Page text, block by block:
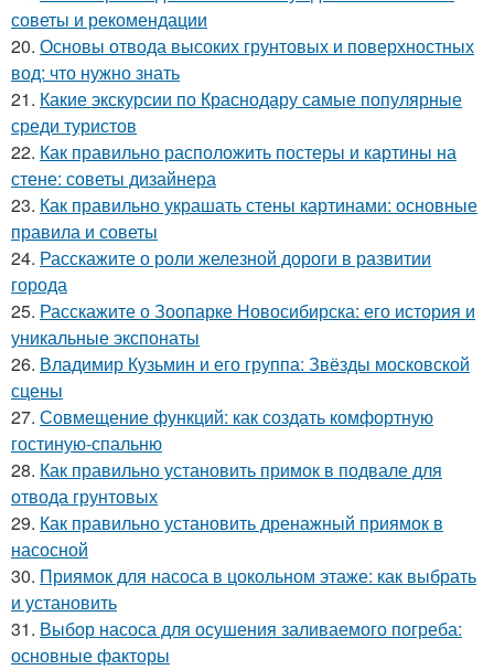
советы и рекомендации
20. Основы отвода высоких грунтовых и поверхностных
вод: что нужно знать
21. Какие экскурсии по Краснодару самые популярные
среди туристов
22. Как правильно расположить постеры и картины на
стене: советы дизайнера
23. Как правильно украшать стены картинами: основные
правила и советы
24. Расскажите о роли железной дороги в развитии
города
25. Расскажите о Зоопарке Новосибирска: его история и
уникальные экспонаты
26. Владимир Кузьмин и его группа: Звёзды московской
сцены
27. Совмещение функций: как создать комфортную
гостиную-спальню
28. Как правильно установить примок в подвале для
отвода грунтовых
29. Как правильно установить дренажный приямок в
насосной
30. Приямок для насоса в цокольном этаже: как выбрать
и установить
31. Выбор насоса для осушения заливаемого погреба:
основные факторы